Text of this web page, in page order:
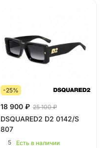
-25%
18 900 ₽ 25 100 ₽
DSQUARED2 D2 0142/S
807
5 Есть в наличии